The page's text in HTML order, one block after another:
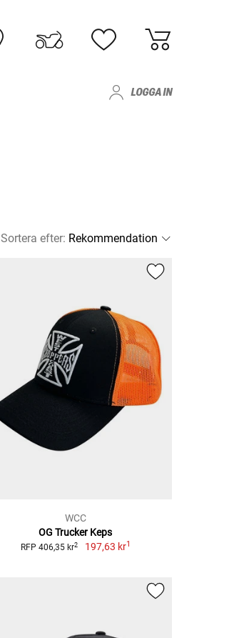
LOGGA IN
Sortera efter:
WCC
OG Trucker Keps
RFP 406,35 kr2 197,63 kr1